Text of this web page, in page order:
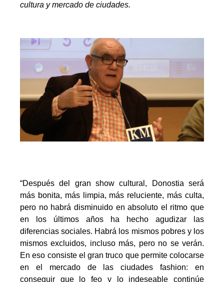
cultura y mercado de ciudades.
“Después del gran show cultural, Donostia será
más bonita, más limpia, más reluciente, más culta,
pero no habrá disminuido en absoluto el ritmo que
en los últimos años ha hecho agudizar las
diferencias sociales. Habrá los mismos pobres y los
mismos excluidos, incluso más, pero no se verán.
En eso consiste el gran truco que permite colocarse
en el mercado de las ciudades fashion: en
conseguir que lo feo y lo indeseable continúe